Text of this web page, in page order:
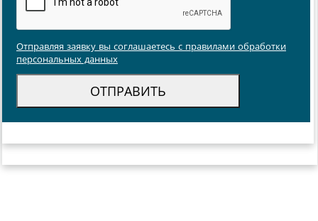
Отправляя заявку вы соглашаетесь с правилами обработки
персональных данных